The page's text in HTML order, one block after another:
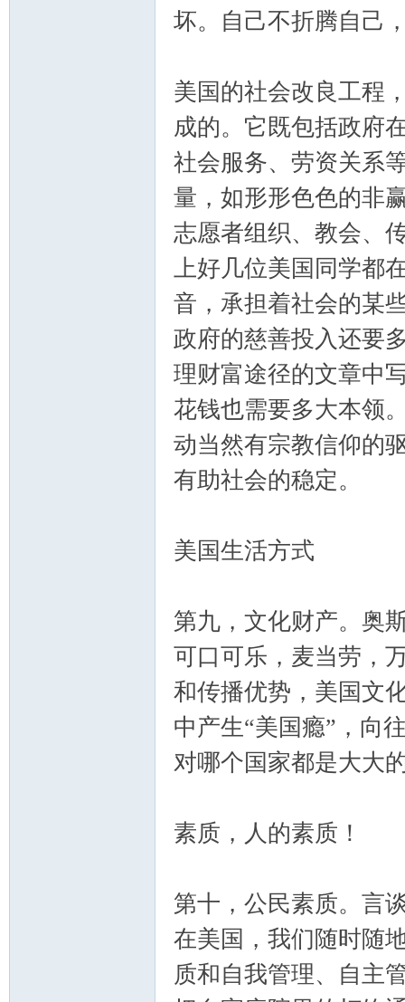
坏。自己不折腾自己
美国的社会改良工程
成的。它既包括政府
社会服务、劳资关系
量，如形形色色的非
志愿者组织、教会、
上好几位美国同学都
音，承担着社会的某
政府的慈善投入还要
理财富途径的文章中
花钱也需要多大本领
动当然有宗教信仰的
有助社会的稳定。
美国生活方式
第九，文化财产。奥
可口可乐，麦当劳，
和传播优势，美国文
中产生“美国瘾”，向
对哪个国家都是大大
素质，人的素质！
第十，公民素质。言
在美国，我们随时随
质和自我管理、自主